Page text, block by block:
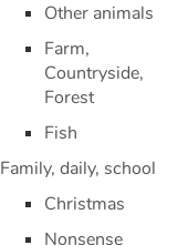
Other animals
Farm,
Countryside,
Forest
Fish
Family, daily, school
Christmas
Nonsense